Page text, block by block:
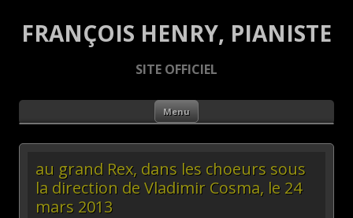
FRANÇOIS HENRY, PIANISTE
SITE OFFICIEL
Menu Aller au contenu principal
au grand Rex, dans les choeurs sous
la direction de Vladimir Cosma, le 24
mars 2013